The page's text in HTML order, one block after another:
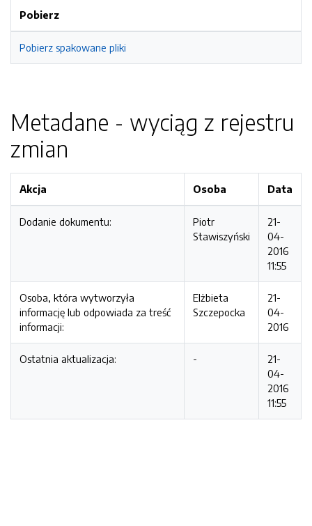
Pobierz
Pobierz spakowane pliki
Metadane - wyciąg z rejestru
zmian
Akcja Osoba Data
Dodanie dokumentu:
Piotr
Stawiszyński
21-
04-
2016
11:55
Osoba, która wytworzyła
informację lub odpowiada za treść
informacji:
Elżbieta
Szczepocka
21-
04-
2016
Ostatnia aktualizacja: -
21-
04-
2016
11:55